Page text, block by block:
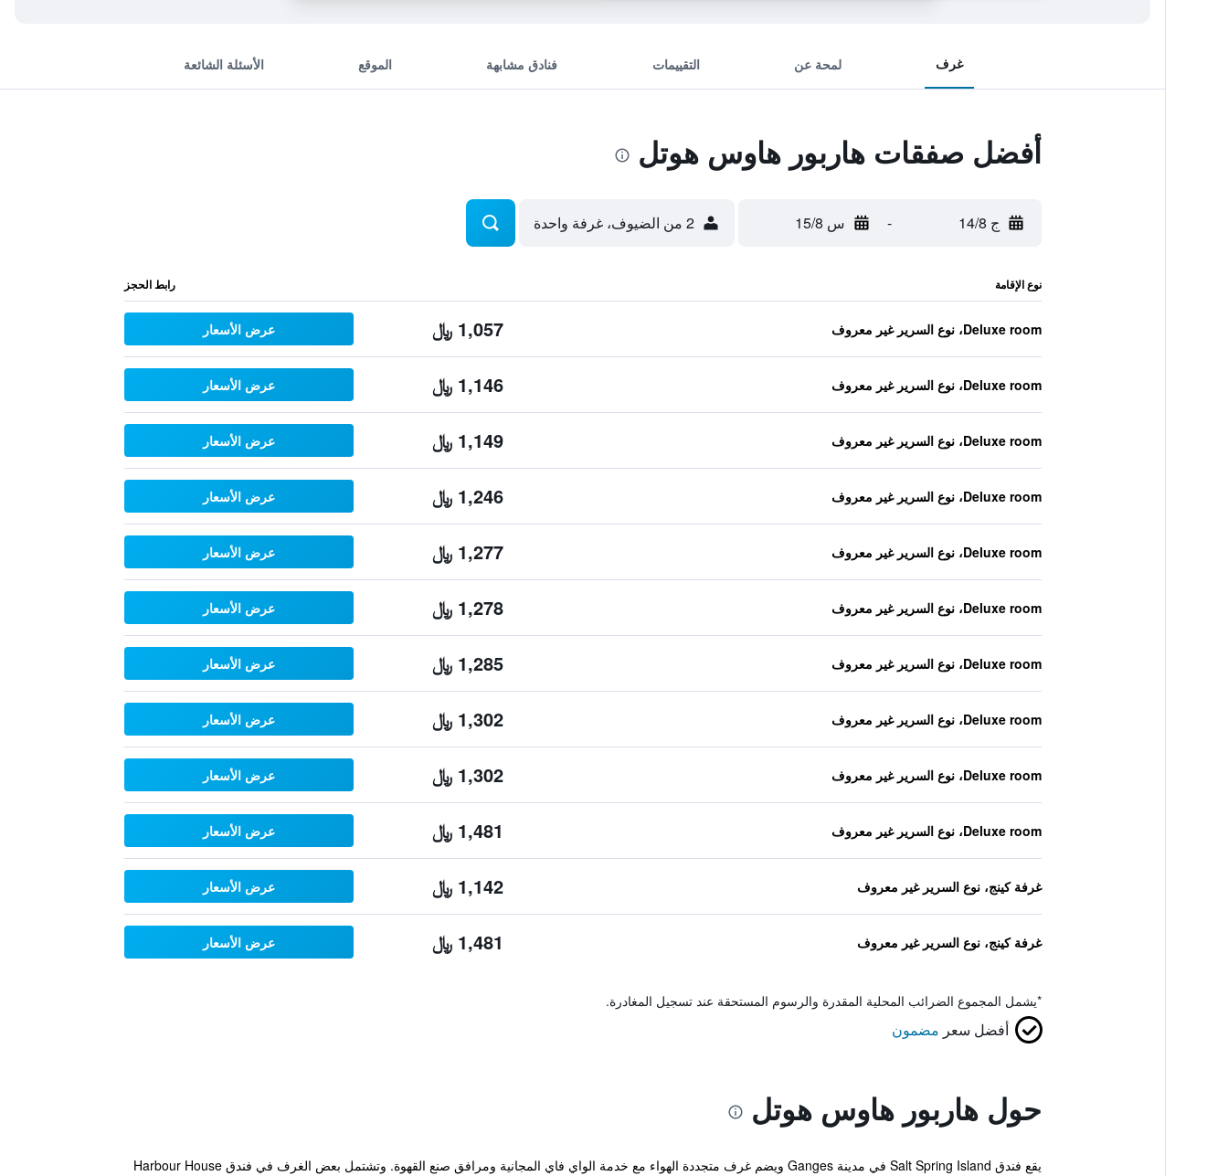
غرف لمحة عن التقييمات فنادق مشابهة الموقع الأسئلة الشائعة
أفضل صفقات هاربور هاوس هوتل
ج 14/8 - س 15/8 2 من الضيوف، غرفة واحدة
نوع الإقامة رابط الحجز
Deluxe room، نوع السرير غير معروف 1,057 ﷼ عرض الأسعار
Deluxe room، نوع السرير غير معروف 1,146 ﷼ عرض الأسعار
Deluxe room، نوع السرير غير معروف 1,149 ﷼ عرض الأسعار
Deluxe room، نوع السرير غير معروف 1,246 ﷼ عرض الأسعار
Deluxe room، نوع السرير غير معروف 1,277 ﷼ عرض الأسعار
Deluxe room، نوع السرير غير معروف 1,278 ﷼ عرض الأسعار
Deluxe room، نوع السرير غير معروف 1,285 ﷼ عرض الأسعار
Deluxe room، نوع السرير غير معروف 1,302 ﷼ عرض الأسعار
Deluxe room، نوع السرير غير معروف 1,302 ﷼ عرض الأسعار
Deluxe room، نوع السرير غير معروف 1,481 ﷼ عرض الأسعار
غرفة كينج، نوع السرير غير معروف 1,142 ﷼ عرض الأسعار
غرفة كينج، نوع السرير غير معروف 1,481 ﷼ عرض الأسعار
*يشمل المجموع الضرائب المحلية المقدرة والرسوم المستحقة عند تسجيل المغادرة.
أفضل سعر مضمون
حول هاربور هاوس هوتل
يقع فندق Salt Spring Island في مدينة Ganges ويضم غرف متجددة الهواء مع خدمة الواي فاي المجانية ومرافق صنع القهوة. وتشتمل بعض الغرف في فندق Harbour House